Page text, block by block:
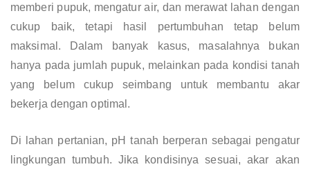
memberi pupuk, mengatur air, dan merawat lahan dengan
cukup baik, tetapi hasil pertumbuhan tetap belum
maksimal. Dalam banyak kasus, masalahnya bukan
hanya pada jumlah pupuk, melainkan pada kondisi tanah
yang belum cukup seimbang untuk membantu akar
bekerja dengan optimal.
Di lahan pertanian, pH tanah berperan sebagai pengatur
lingkungan tumbuh. Jika kondisinya sesuai, akar akan